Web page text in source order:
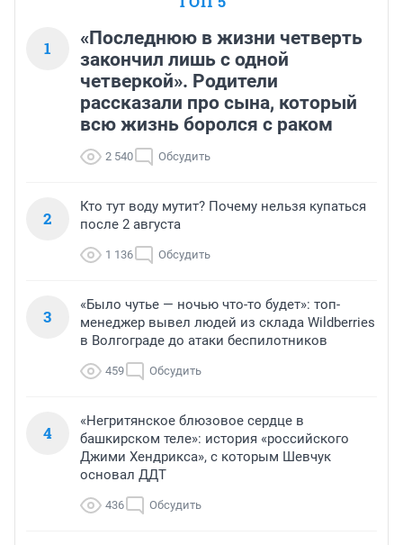
1
«Последнюю в жизни четверть
закончил лишь с одной
четверкой». Родители
рассказали про сына, который
всю жизнь боролся с раком
2 540 Обсудить
2
Кто тут воду мутит? Почему нельзя купаться
после 2 августа
1 136 Обсудить
3
«Было чутье — ночью что-то будет»: топ-
менеджер вывел людей из склада Wildberries
в Волгограде до атаки беспилотников
459 Обсудить
4
«Негритянское блюзовое сердце в
башкирском теле»: история «российского
Джими Хендрикса», с которым Шевчук
основал ДДТ
436 Обсудить